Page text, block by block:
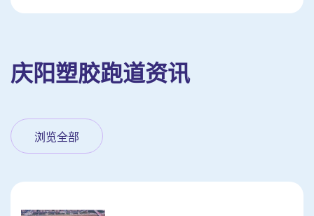
庆阳塑胶跑道资讯
浏览全部